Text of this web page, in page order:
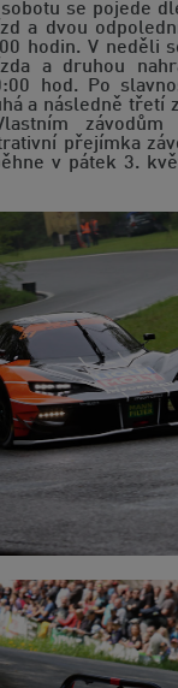
se pojede
a dvou
hodin. V neděli
a druhou
hod. Po
a následně třetí
závodům
přejímka
v pátek 3.